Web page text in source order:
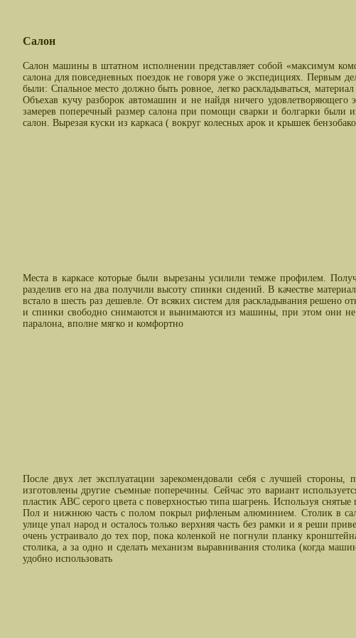
Салон
Салон машины в штатном исполнении представляет собой «максимум
салона для повседневных поездок не говоря уже о экспедициях. Первым
были: Спальное место должно быть ровное, легко раскладываться,
Объехав кучу разборок автомашин и не найдя ничего
замерев поперечный размер салона при помощи сварки и болгарки были
салон. Вырезая куски из каркаса ( вокруг колесных арок и крышек
Места в каркасе которые были вырезаны усилили темже профилем.
разделив его на два получили высоту спинки сидений. В качестве
встало в шесть раз дешевле. От всяких систем для раскладывания
и спинки свободно снимаются и вынимаются из машины, при этом они
паралона, вполне мягко и комфортно
После двух лет эксплуатации зарекомендовали себя с лучшей стороны,
изготовлены другие съемные поперечины. Сейчас это вариант
пластик ABC серого цвета с поверхностью типа шагрень. Используя
Пол и нижнюю часть с полом покрыл рифленым алюминием. Столик в
улице упал народ и осталось только верхняя часть без рамки и я реши
очень устраивало до тех пор, пока коленкой не погнули планку
столика, а за одно и сделать механизм выравнивания столика (когда
удобно использовать